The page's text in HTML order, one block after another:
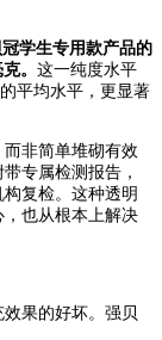
学生专用款产品的
。 这一纯度水平
平均水平，更显著
非简单堆砌有效
专属检测报告，
复检。这种透明
也从根本上解决
果的好坏。强贝